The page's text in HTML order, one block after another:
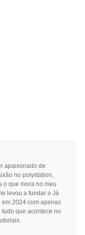
apaixonado de
no polystation,
o que mora no meu
levou a fundar o Já
2024 com apenas
que acontece no